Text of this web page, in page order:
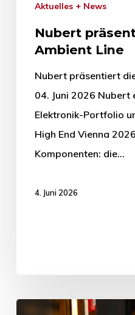
Aktuelles + News
Nubert
Ambient Line
Nubert präsentiert
04. Juni 2026 Nubert
Elektronik-Portfolio
High End Vienna
Komponenten: die…
4. Juni 2026